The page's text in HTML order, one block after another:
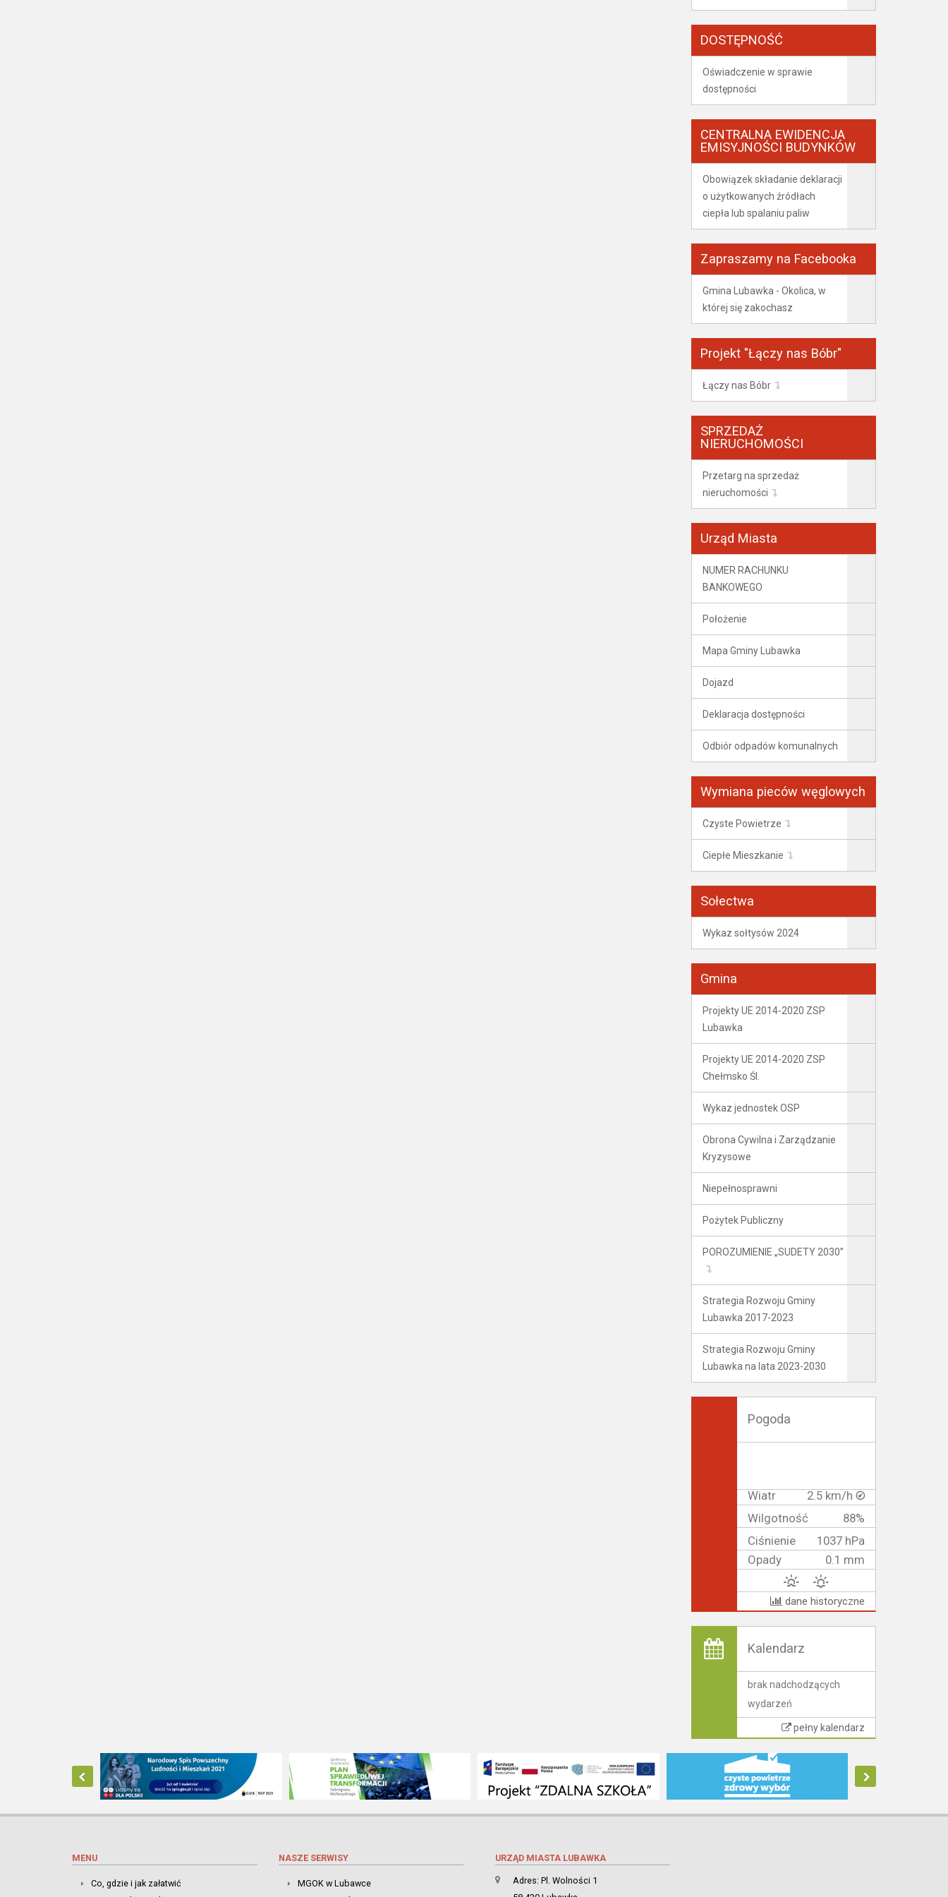
DOSTĘPNOŚĆ
Oświadczenie w sprawie
dostępności
CENTRALNA EWIDENCJA
EMISYJNOŚCI BUDYNKÓW
Obowiązek składanie deklaracji
o użytkowanych źródłach
ciepła lub spalaniu paliw
Zapraszamy na Facebooka
Gmina Lubawka - Okolica, w
której się zakochasz
Projekt "Łączy nas Bóbr"
Łączy nas Bóbr
SPRZEDAŻ
NIERUCHOMOŚCI
Przetarg na sprzedaż
nieruchomości
Urząd Miasta
NUMER RACHUNKU
BANKOWEGO
Położenie
Mapa Gminy Lubawka
Dojazd
Deklaracja dostępności
Odbiór odpadów komunalnych
Wymiana pieców węglowych
Czyste Powietrze
Ciepłe Mieszkanie
Sołectwa
Wykaz sołtysów 2024
Gmina
Projekty UE 2014-2020 ZSP
Lubawka
Projekty UE 2014-2020 ZSP
Chełmsko Śl.
Wykaz jednostek OSP
Obrona Cywilna i Zarządzanie
Kryzysowe
Niepełnosprawni
Pożytek Publiczny
POROZUMIENIE „SUDETY 2030”
Strategia Rozwoju Gminy
Lubawka 2017-2023
Strategia Rozwoju Gminy
Lubawka na lata 2023-2030
Pogoda
Wiatr
2.5 km/h
Wilgotność
88%
Ciśnienie
1037 hPa
Opady
0.1 mm
dane historyczne
Kalendarz
brak nadchodzących
wydarzeń
pełny kalendarz
MENU
Co, gdzie i jak załatwić
NASZE SERWISY
MGOK w Lubawce
URZĄD MIASTA LUBAWKA
Adres: Pl. Wolności 1